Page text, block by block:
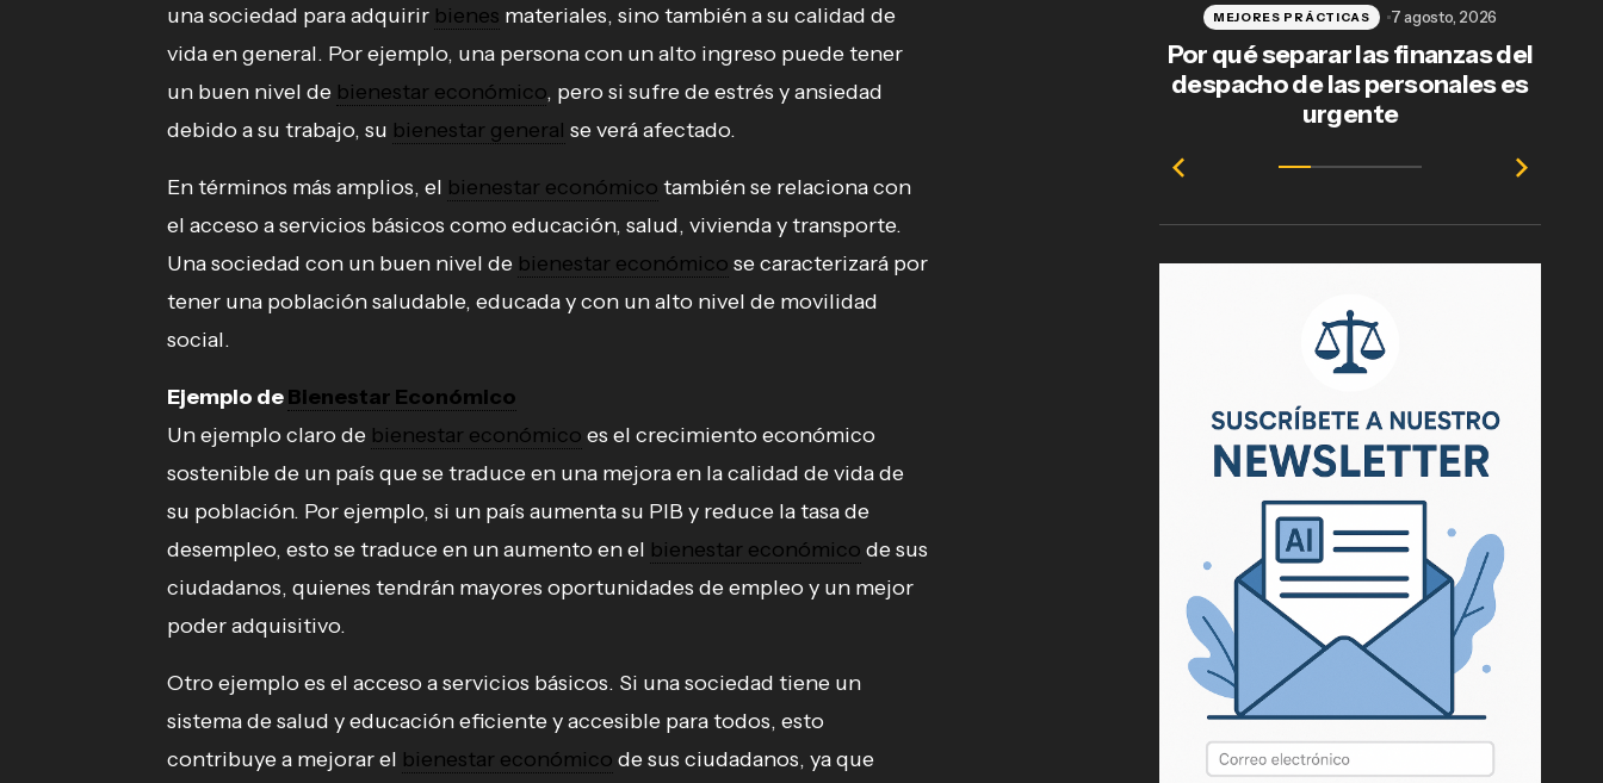
una sociedad para adquirir bienes materiales, sino también a su calidad de
vida en general. Por ejemplo, una persona con un alto ingreso puede tener
un buen nivel de bienestar económico, pero si sufre de estrés y ansiedad
debido a su trabajo, su bienestar general se verá afectado.
En términos más amplios, el bienestar económico también se relaciona con
el acceso a servicios básicos como educación, salud, vivienda y transporte.
Una sociedad con un buen nivel de bienestar económico se caracterizará por
tener una población saludable, educada y con un alto nivel de movilidad
social.
Ejemplo deBienestar Económico
Un ejemplo claro de bienestar económico es el crecimiento económico
sostenible de un país que se traduce en una mejora en la calidad de vida de
su población. Por ejemplo, si un país aumenta su PIB y reduce la tasa de
desempleo, esto se traduce en un aumento en el bienestar económico de sus
ciudadanos, quienes tendrán mayores oportunidades de empleo y un mejor
poder adquisitivo.
Otro ejemplo es el acceso a servicios básicos. Si una sociedad tiene un
sistema de salud y educación eficiente y accesible para todos, esto
contribuye a mejorar el bienestar económico de sus ciudadanos, ya que
Por qué separar las finanzas del
despacho de las personales es
urgente
MEJORES PRÁCTICAS 7 agosto, 2026